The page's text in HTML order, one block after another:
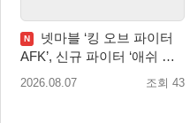
N
넷마블 ‘킹 오브 파이터
AFK’, 신규 파이터 ‘애쉬 크
림존’ 업데이트
2026.08.07 조회 43